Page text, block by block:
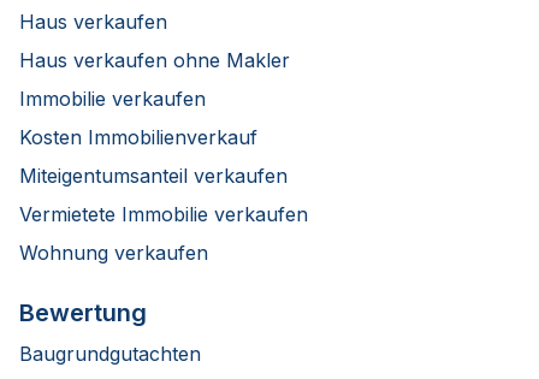
Haus verkaufen
Haus verkaufen ohne Makler
Immobilie verkaufen
Kosten Immobilienverkauf
Miteigentumsanteil verkaufen
Vermietete Immobilie verkaufen
Wohnung verkaufen
Bewertung
Baugrundgutachten